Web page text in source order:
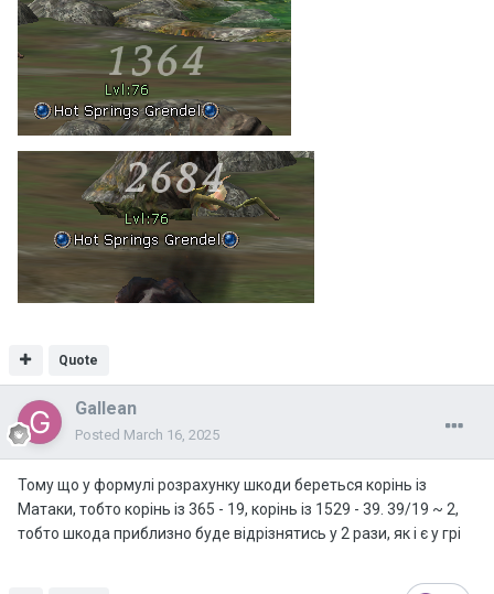
Quote
Gallean
Posted March 16, 2025
Тому що у формулі розрахунку шкоди береться корінь із
Матаки, тобто корінь із 365 - 19, корінь із 1529 - 39. 39/19 ~ 2,
тобто шкода приблизно буде відрізнятись у 2 рази, як і є у грі